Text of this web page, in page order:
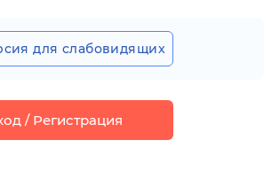
для слабовидящих
/ Регистрация